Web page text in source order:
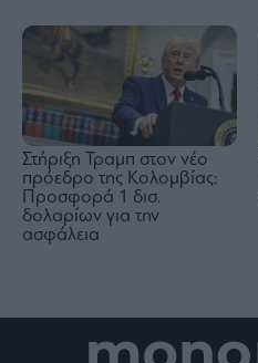
Στήριξη Τραμπ στον νέο
πρόεδρο της Κολομβίας:
Προσφορά 1 δισ.
δολαρίων για την
ασφάλεια